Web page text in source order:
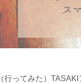
（行ってみた）